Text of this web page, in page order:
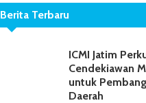
Berita Terbaru
ICMI Jatim
Cendekiawan
untuk
Daerah